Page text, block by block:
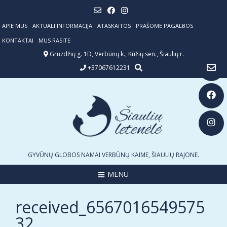
content
APIE MUS AKTUALI INFORMACIJA ATASKAITOS
PRAŠOME PAGALBOS
KONTAKTAI
MUS RASITE
Gruzdžių g. 1D, Verbūnų k., Kūžių sen., Šiaulių r.
+37067612231
GYVŪNŲ GLOBOS NAMAI VERBŪNŲ KAIME, ŠIAULIŲ RAJONE.
MENU
received_6567016549575